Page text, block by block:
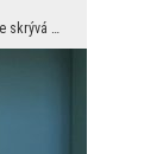
V mnoha částech světa, který nás obklopuje, se skrývá příběh. Setkáváme se s ním každý den, když ...